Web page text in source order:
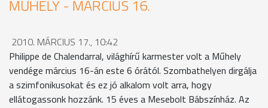
MŰHELY - MÁRCIUS 16.
2010. MÁRCIUS 17., 10:42
Philippe de Chalendarral, világhírű karmester volt a Műhely
vendége március 16-án este 6 órától. Szombathelyen dirgálja
a szimfonikusokat és ez jó alkalom volt arra, hogy
ellátogassonk hozzánk. 15 éves a Mesebolt Bábszínház. Az